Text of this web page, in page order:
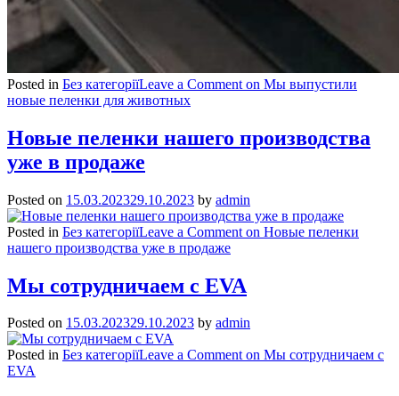
Posted in Без категоріїLeave a Comment on Мы выпустили
новые пеленки для животных
Новые пеленки нашего производства
уже в продаже
Posted on 15.03.202329.10.2023 by admin
Posted in Без категоріїLeave a Comment on Новые пеленки
нашего производства уже в продаже
Мы сотрудничаем с EVA
Posted on 15.03.202329.10.2023 by admin
Posted in Без категоріїLeave a Commenton Мы сотрудничаем с
EVA